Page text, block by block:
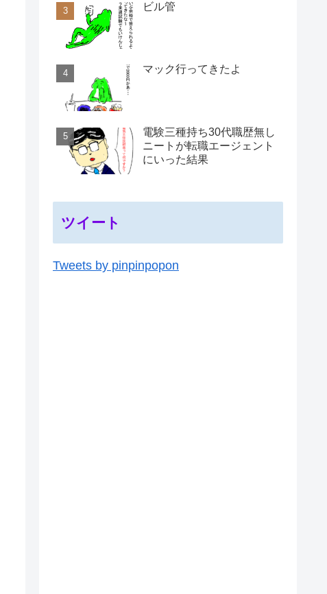
ビル管
マック行ってきたよ
電験三種持ち30代職歴無し
ニートが転職エージェント
にいった結果
ツイート
Tweets by pinpinpopon